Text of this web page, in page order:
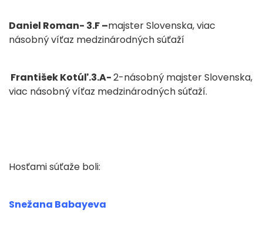
Daniel Roman- 3.F –majster Slovenska, viac
násobný víťaz medzinárodných súťaží
František Kotúľ.3.A-2-násobný majster Slovenska,
viac násobný víťaz medzinárodných súťaží.
Hosťami súťaže boli:
Snežana Babayeva